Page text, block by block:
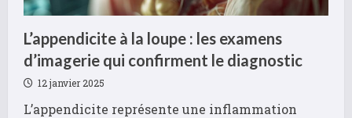
L’appendicite à la loupe : les examens
d’imagerie qui confirment le diagnostic
12 janvier 2025
L’appendicite représente une inflammation